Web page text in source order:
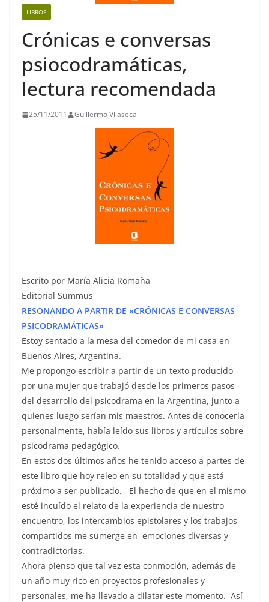
LIBROS
Crónicas e conversas
psiocodramáticas,
lectura recomendada
25/11/2011 Guillermo Vilaseca
Escrito por María Alicia Romaña
Editorial Summus
RESONANDO A PARTIR DE «CRÓNICAS E CONVERSAS
PSICODRAMÁTICAS»
Estoy sentado a la mesa del comedor de mi casa en
Buenos Aires, Argentina.
Me propongo escribir a partir de un texto producido
por una mujer que trabajó desde los primeros pasos
del desarrollo del psicodrama en la Argentina, junto a
quienes luego serían mis maestros. Antes de conocerla
personalmente, había leído sus libros y artículos sobre
psicodrama pedagógico.
En estos dos últimos años he tenido acceso a partes de
este libro que hoy releo en su totalidad y que está
próximo a ser publicado. El hecho de que en el mismo
esté incuído el relato de la experiencia de nuestro
encuentro, los intercambios epistolares y los trabajos
compartidos me sumerge en emociones diversas y
contradictorias.
Ahora pienso que tal vez esta conmoción, además de
un año muy rico en proyectos profesionales y
personales, me ha llevado a dilatar este momento. Así